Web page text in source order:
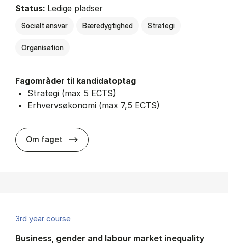
Status: Ledige pladser
Socialt ansvar Bæredygtighed Strategi
Organisation
Fagområder til kandidatoptag
Strategi (max 5 ECTS)
Erhvervsøkonomi (max 7,5 ECTS)
Om faget about
3rd year course
Business, gender and labour market inequality